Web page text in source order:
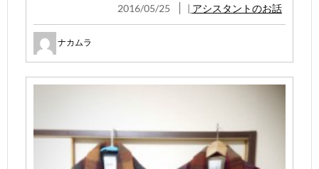
2016/05/25 | アシスタントのお話
ナカムラ